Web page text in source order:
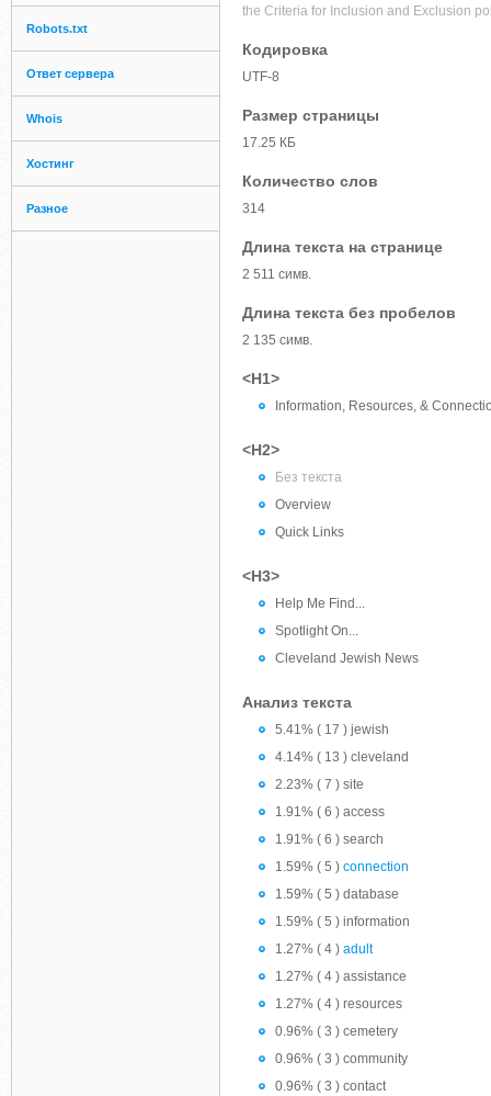
Robots.txt
Ответ сервера
Whois
Хостинг
Разное
the Criteria for Inclusion and Exclusion
Кодировка
UTF-8
Размер страницы
17.25 КБ
Количество слов
314
Длина текста на странице
2 511 симв.
Длина текста без пробелов
2 135 симв.
<H1>
Information, Resources, &
<H2>
Без текста
Overview
Quick Links
<H3>
Help Me Find...
Spotlight On...
Cleveland Jewish News
Анализ текста
5.41% ( 17 ) jewish
4.14% ( 13 ) cleveland
2.23% ( 7 ) site
1.91% ( 6 ) access
1.91% ( 6 ) search
1.59% ( 5 ) connection
1.59% ( 5 ) database
1.59% ( 5 ) information
1.27% ( 4 ) adult
1.27% ( 4 ) assistance
1.27% ( 4 ) resources
0.96% ( 3 ) cemetery
0.96% ( 3 ) community
0.96% ( 3 ) contact